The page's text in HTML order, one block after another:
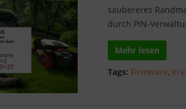
saubereres
durch PIN-
Mehr lesen
Tags: Firmware,